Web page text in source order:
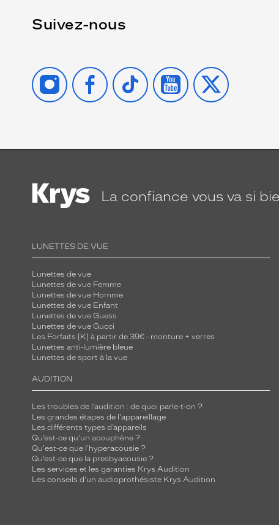
Suivez-nous
INSTAGRAMFACEBOOK
TIKTOK YOUTUBE
X
La confiance vous va si
LUNETTES DE VUE
Lunettes de vue
Lunettes de vue Femme
Lunettes de vue Homme
Lunettes de vue Enfant
Lunettes de vue Guess
Lunettes de vue Gucci
Les Forfaits [K] à partir de 39€ - monture + verres
Lunettes anti-lumière bleue
Lunettes de sport à la vue
AUDITION
Les troubles de l’audition : de quoi parle-t-on ?
Les grandes étapes de l'appareillage
Les différents types d’appareils
Qu’est-ce qu'un acouphène ?
Qu'est-ce que l'hyperacousie ?
Qu’est-ce que la presbyacousie ?
Les services et les garanties Krys Audition
Les conseils d'un audioprothésiste Krys Audition